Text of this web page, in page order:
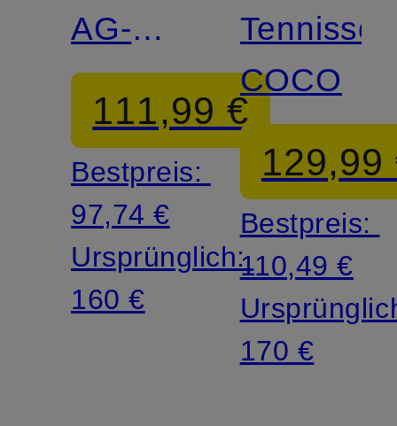
AG-
LT25
LITE
111,99 €
Bestpreis:
97,74 €
Ursprünglich:
160 €
COCO
129,99
Bestpreis:
110,49 €
170 €